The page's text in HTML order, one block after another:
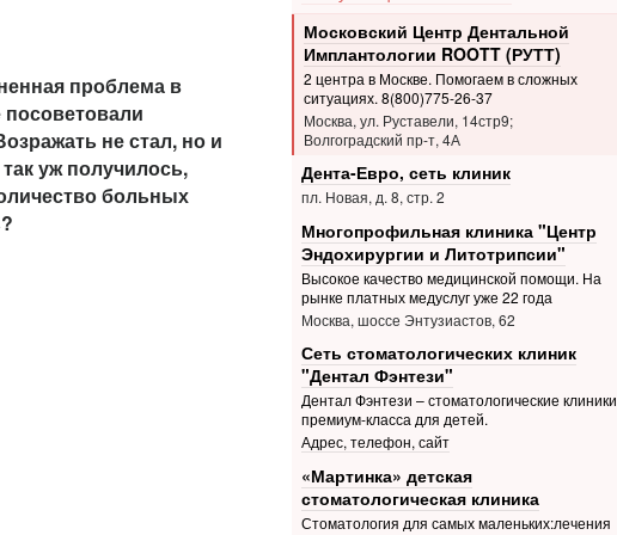
проблема в
не стал, но и
уж получилось,
больных
Московский Центр Дентальной
Имплантологии ROOTT (РУТТ)
2 центра в Москве. Помогаем в сложных
ситуациях. 8(800)775-26-37
Москва, ул. Руставели, 14стр9;
Волгоградский пр-т, 4А
Дента-Евро, сеть клиник
пл. Новая, д. 8, стр. 2
Многопрофильная клиника "Центр
Эндохирургии и Литотрипсии"
Высокое качество медицинской помощи. На
рынке платных медуслуг уже 22 года
Москва, шоссе Энтузиастов, 62
Сеть стоматологических клиник
"Дентал Фэнтези"
Дентал Фэнтези – стоматологические клиники
премиум-класса для детей.
Адрес, телефон, сайт
«Мартинка» детская
стоматологическая клиника
Стоматология для самых маленьких:лечения